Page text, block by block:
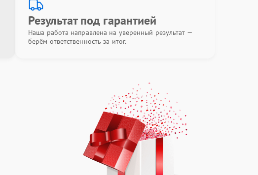
Результат под гарантией
Наша работа направлена на уверенный результат —
берём ответственность за итог.